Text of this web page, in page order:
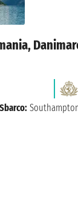
Sbarco: